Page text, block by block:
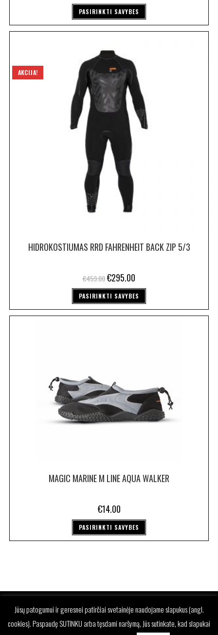
PASIRINKTI SAVYBES
AKCIJA!
HIDROKOSTIUMAS RRD FAHRENHEIT BACK ZIP 5/3
€459.00€295.00
PASIRINKTI SAVYBES
MAGIC MARINE M LINE AQUA WALKER
€14.00
PASIRINKTI SAVYBES
Jūsų patogumui ir geresnei patirčiai svetainėje naudojame slapukus (angl.
cookies). Paspaudę SUTINKU arba tęsdami naršymą, Jūs sutinkate, kad slapukai